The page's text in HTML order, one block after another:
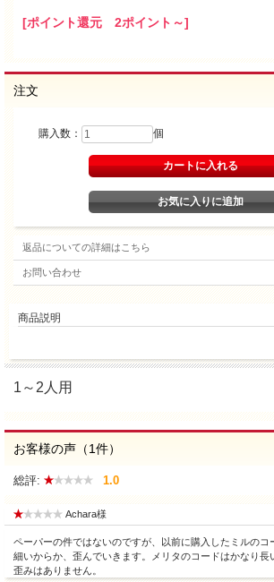
[ポイント還元 2ポイント～]
注文
購入数： 個
返品についての詳細はこちら
お問い合わせ
商品説明
1～2人用
お客様の声（1件）
総評: 1.0
Achara様
ペーパーの件ではないのですが、以前に購入したミルのコ
細いからか、歪んでいきます。メリタのコードはかなり長
歪みはありません。